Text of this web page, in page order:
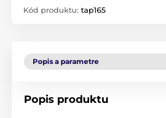
Kód produktu: tap165
Popis a parametre
Popis produktu